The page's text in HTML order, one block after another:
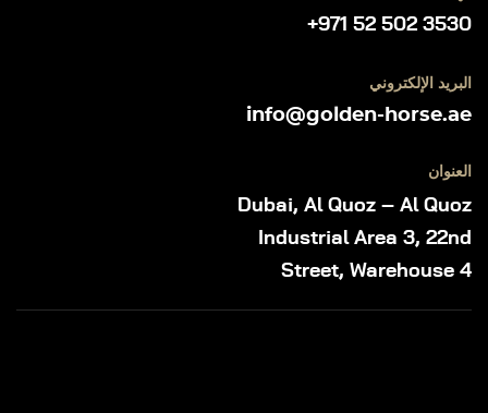
+971 52 502 3530
البريد الإلكتروني
info@golden-horse.ae
العنوان
Dubai, Al Quoz – Al Quoz
Industrial Area 3, 22nd
Street, Warehouse 4